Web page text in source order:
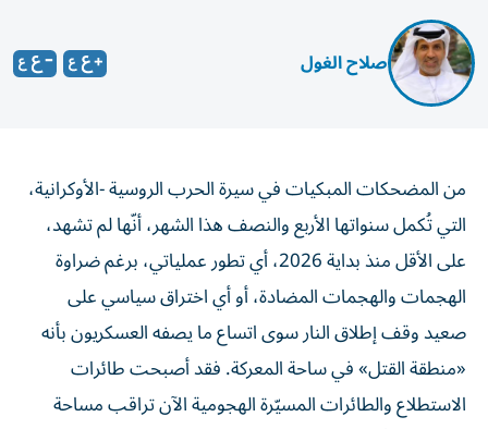
صلاح الغول
التي تُكمل سنواتها الأربع والنصف هذا الشهر، أنّها لم تشهد،
على الأقل منذ بداية 2026، أي تطور عملياتي، برغم ضراوة
الهجمات والهجمات المضادة، أو أي اختراق سياسي على
صعيد وقف إطلاق النار سوى اتساع ما يصفه العسكريون بأنه
«منطقة القتل» في ساحة المعركة. فقد أصبحت طائرات
الاستطلاع والطائرات المسيّرة الهجومية الآن تراقب مساحة
واسعة عبر أجزاءٍ من الجبهة، ما يجعل تمركزات القوات،